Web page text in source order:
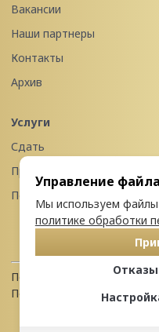
Вакансии
Наши партнеры
Контакты
Архив
Услуги
Сдать
Продать
Передать в управление
Политика
Пользовательское
Управление
Мы используем
политике обработки